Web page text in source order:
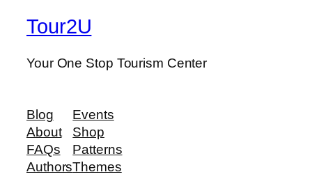
Tour2U
Your One Stop Tourism Center
Blog
About
FAQs
Authors
Events
Shop
Patterns
Themes